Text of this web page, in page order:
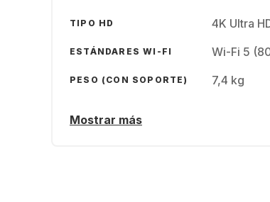
TIPO HD 4K Ultra
ESTÁNDARES WI-FI Wi-Fi 5
PESO (CON SOPORTE) 7,4 kg
Mostrar más